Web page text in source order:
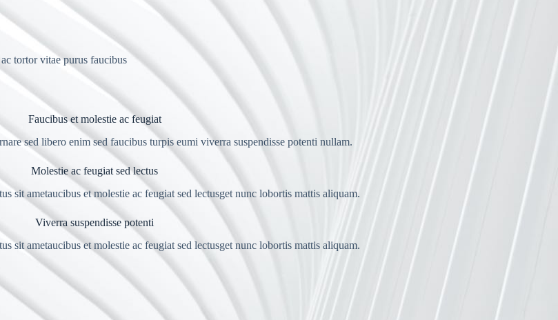
tortor vitae purus faucibus
Faucibus et molestie ac feugiat
sed libero enim sed faucibus turpis eumi viverra suspendisse potenti nullam.
Molestie ac feugiat sed lectus
sit ametaucibus et molestie ac feugiat sed lectusget nunc lobortis mattis aliquam.
Viverra suspendisse potenti
sit ametaucibus et molestie ac feugiat sed lectusget nunc lobortis mattis aliquam.